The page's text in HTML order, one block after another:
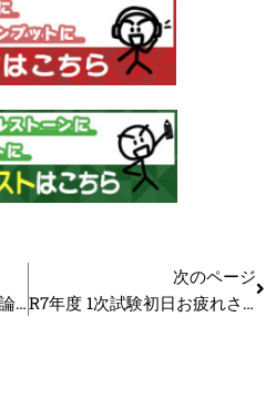
【過去問解説（企業経営理論）】R5（再試）第30問 カスタマージャーニー
次のページ
R7年度 1次試験初日お疲れさまでした！